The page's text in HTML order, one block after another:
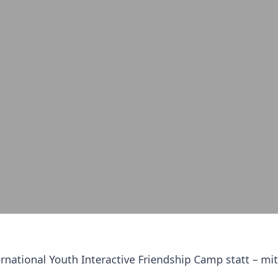
Youth Interactive Friendship Camp statt – mit